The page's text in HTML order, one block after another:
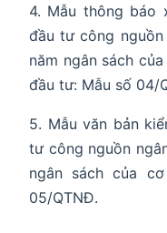
4. Mẫu thông báo
đầu tư công
năm ngân sách
đầu tư: Mẫu số 04/
5. Mẫu văn bản
tư công nguồn
ngân sách của
05/QTNĐ.